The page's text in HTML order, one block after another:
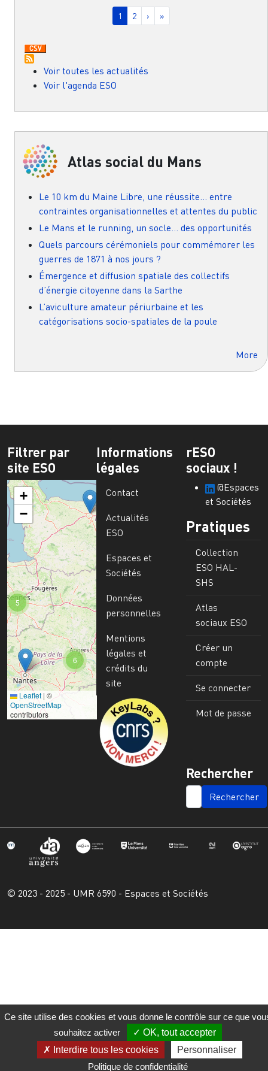
Page courante
1 Page
2 Page suivante
› Dernière page
»
Voir toutes les actualités
Voir l'agenda ESO
Atlas social du Mans
Le 10 km du Maine Libre, une réussite… entre
contraintes organisationnelles et attentes du public
Le Mans et le running, un socle… des opportunités
Quels parcours cérémoniels pour commémorer les
guerres de 1871 à nos jours ?
Émergence et diffusion spatiale des collectifs
d’énergie citoyenne dans la Sarthe
L’aviculture amateur périurbaine et les
catégorisations socio-spatiales de la poule
More
Filtrer par
site ESO
6
5
+
−
Leaflet | ©
OpenStreetMap
contributors
Informations
légales
Contact
Actualités
ESO
Espaces et
Sociétés
Données
personnelles
Mentions
légales et
crédits du
site
Image
rESO
sociaux !
@Espaces
et Sociétés
Pratiques
Collection
ESO HAL-
SHS
Atlas
sociaux ESO
Créer un
compte
Se connecter
Mot de passe
Rechercher
SEARCH
© 2023 - 2025 - UMR 6590 - Espaces et Sociétés
Ce site utilise des cookies et vous donne le contrôle sur ce que
souhaitez activer
OK, tout accepter
Interdire tous les cookies
Personnaliser
Politique de confidentialité